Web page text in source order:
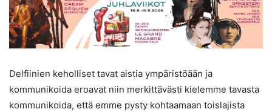
Delfiinien keholliset tavat aistia ympäristöään ja
kommunikoida eroavat niin merkittävästi kielemme tavasta
kommunikoida, että emme pysty kohtaamaan toislajista